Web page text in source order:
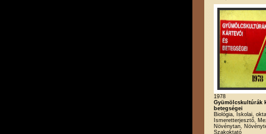
1978
Gyümölcskultúrák
betegségei
Biológia, Iskolai,
Ismeretterjesztő,
Növénytan,
Szakoktató